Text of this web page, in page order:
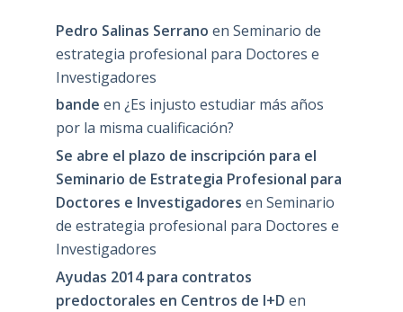
Pedro Salinas Serrano en Seminario de
estrategia profesional para Doctores e
Investigadores
bande en ¿Es injusto estudiar más años
por la misma cualificación?
Se abre el plazo de inscripción para el
Seminario de Estrategia Profesional para
Doctores e Investigadores en Seminario
de estrategia profesional para Doctores e
Investigadores
Ayudas 2014 para contratos
predoctorales en Centros de I+D en